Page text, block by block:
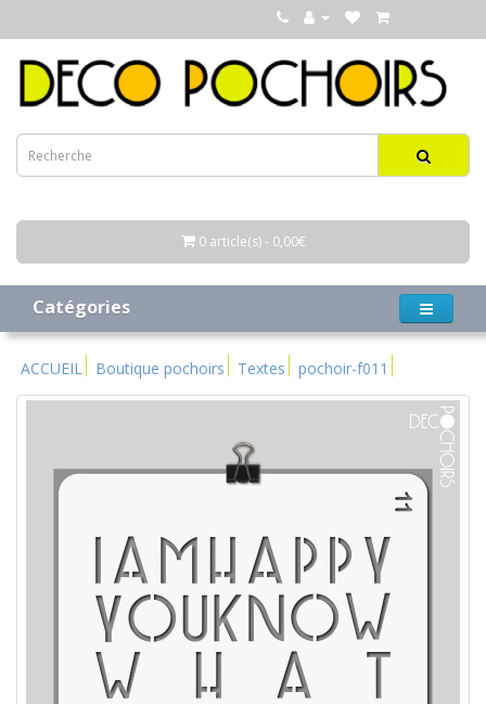
0 article(s) - 0,00€
Catégories
ACCUEIL Boutique pochoirs Textes pochoir-f011